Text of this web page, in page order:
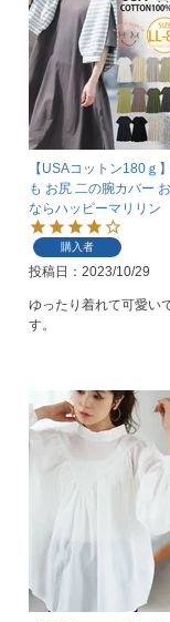
【USAコットン180ｇ
も お尻 二の腕カバー
ならハッピーマリリン
購入者
投稿日 2023/10/29
ゆったり着れて可愛い
す。